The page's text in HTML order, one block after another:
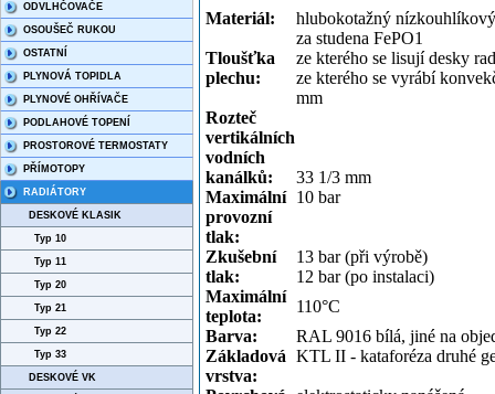
ODVLHČOVAČE
OSOUŠEČ RUKOU
OSTATNÍ
PLYNOVÁ TOPIDLA
PLYNOVÉ OHŘÍVAČE
PODLAHOVÉ TOPENÍ
PROSTOROVÉ TERMOSTATY
PŘÍMOTOPY
RADIÁTORY
DESKOVÉ KLASIK
Typ 10
Typ 11
Typ 20
Typ 21
Typ 22
Typ 33
DESKOVÉ VK
Materiál:
hlubokotažný
za studena FePO1
Tloušťka
plechu:
ze kterého se lisují desky
ze kterého se vyrábí
mm
Rozteč
vertikálních
vodních
kanálků:
33 1/3 mm
Maximální
provozní
tlak:
10 bar
Zkušební
tlak:
13 bar (při výrobě)
12 bar (po instalaci)
Maximální
teplota:
110°C
Barva:
RAL 9016 bílá, jiné na
Základová
vrstva:
KTL II - kataforéza druhé